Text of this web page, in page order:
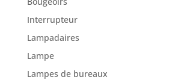
Interrupteur
Lampadaires
Lampe
Lampes de bureaux